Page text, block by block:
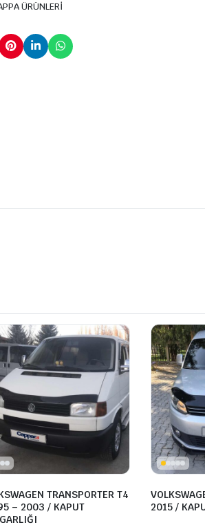
ÜRÜNLERİ
TRANSPORTER T4
– 2003 / KAPUT
2015 /